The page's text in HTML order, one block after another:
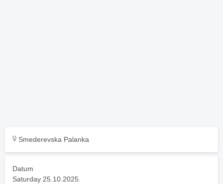
Smederevska Palanka
Datum
Saturday 25.10.2025.